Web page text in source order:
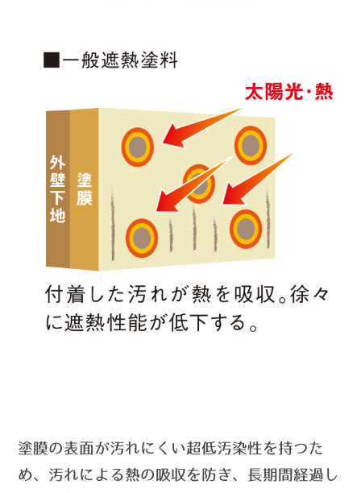
塗膜の表面が汚れにくい超低汚染性を持つた
め、汚れによる熱の吸収を防ぎ、長期間経過し